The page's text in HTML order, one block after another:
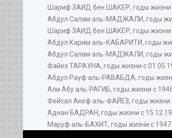
Шариф ЗАИД бен ШАКЕР, годы жизни
Абдул Салам аль-МАДЖАЛИ, годы
Шариф ЗАИД бен ШАКЕР, годы жизни
Абдул Карим аль-КАБАРИТИ, годы
Абдул Салам аль-МАДЖАЛИ, годы
Файез ТАРАУНА, годы жизни с
Абдул Рауф аль-РАВАБДА, годы
Али Абу аль-РАГИБ, годы жизни с
Фейсал Акеф аль-ФАЙЕЗ, годы жизни
Аднан БАДРАН, годы жизни с
Маруф аль-БАХИТ, годы жизни с 1947